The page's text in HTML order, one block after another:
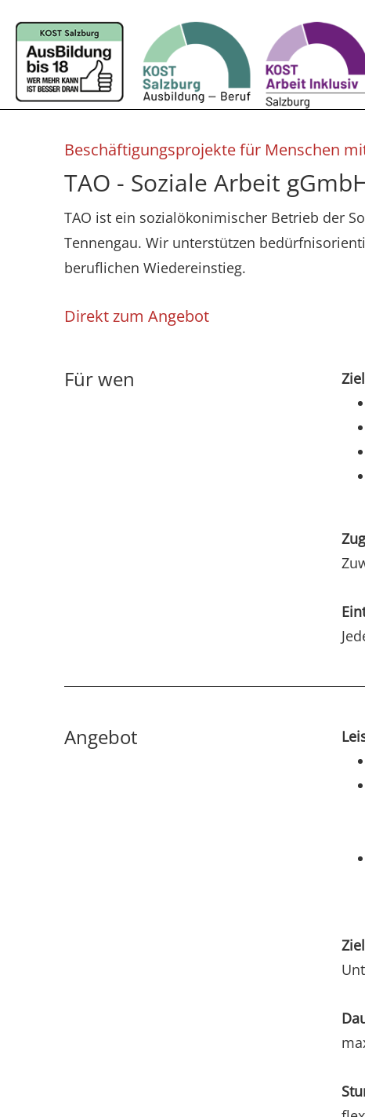
Beschäftigungsprojekte für Menschen
TAO - Soziale Arbeit
TAO ist ein sozialökonimischer Betrieb der
Tennengau. Wir unterstützen
beruflichen Wiedereinstieg.
Direkt zum Angebot
Für wen
Angebot
Ziel